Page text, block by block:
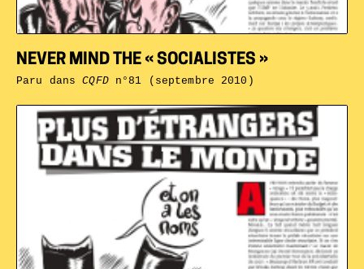
NEVER MIND THE « SOCIALISTES »
Paru dansCQFDn°81 (septembre 2010)